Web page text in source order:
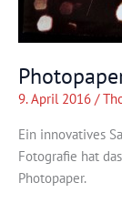
9. April 2016 /
Ein innovatives
Fotografie hat
Photopaper.